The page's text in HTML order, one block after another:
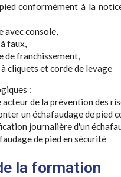
conformément à la
avec console,
faux,
de franchissement,
cliquets et corde de levage
:
de la prévention des
un échafaudage de pied
journalière d'un
de pied en sécurité
la formation